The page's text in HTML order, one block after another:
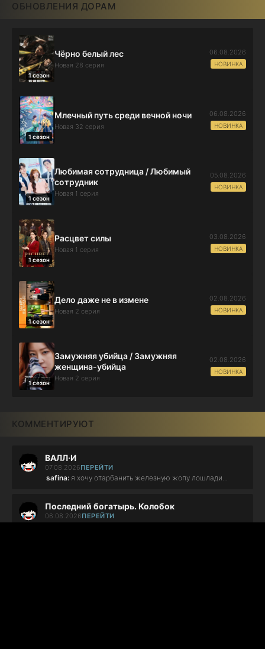
ОБНОВЛЕНИЯ ДОРАМ
1 сезон
Чёрно белый лес
Новая 28 серия
06.08.2026
НОВИНКА
1 сезон
Млечный путь среди вечной ночи
Новая 32 серия
06.08.2026
НОВИНКА
1 сезон
Любимая сотрудница / Любимый
сотрудник
Новая 1 серия
05.08.2026
НОВИНКА
1 сезон
Расцвет силы
Новая 1 серия
03.08.2026
НОВИНКА
1 сезон
Дело даже не в измене
Новая 2 серия
02.08.2026
НОВИНКА
1 сезон
Замужняя убийца / Замужняя
женщина-убийца
Новая 2 серия
02.08.2026
НОВИНКА
КОММЕНТИРУЮТ
ВАЛЛ·И
07.08.2026ПЕРЕЙТИ
safina: я хочу отарбанить железную жопу лошлади...
Последний богатырь. Колобок
06.08.2026ПЕРЕЙТИ